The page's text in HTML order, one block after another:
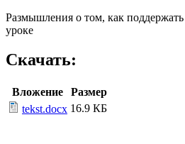
Размышления о том, как
уроке
Скачать:
Вложение
Размер
tekst.docx 16.9 КБ